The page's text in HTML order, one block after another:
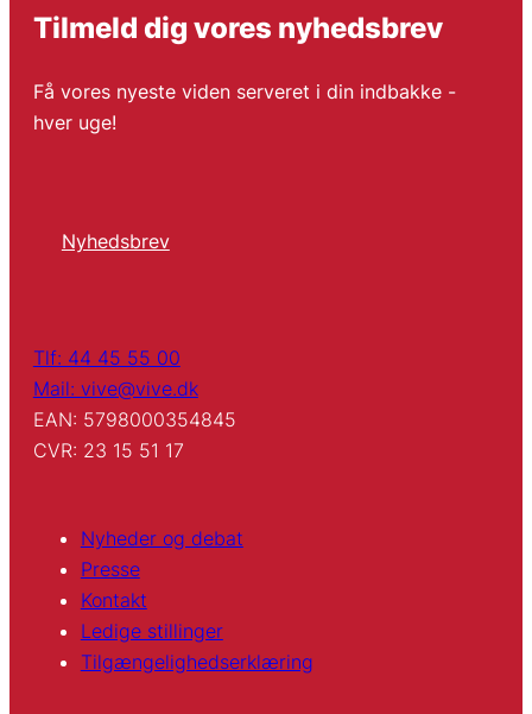
Tilmeld dig vores nyhedsbrev
Få vores nyeste viden serveret i din indbakke -
hver uge!
Nyhedsbrev
Tlf: 44 45 55 00
Mail: vive@vive.dk
EAN: 5798000354845
CVR: 23 15 51 17
Nyheder og debat
Presse
Kontakt
Ledige stillinger
Tilgængelighedserklæring